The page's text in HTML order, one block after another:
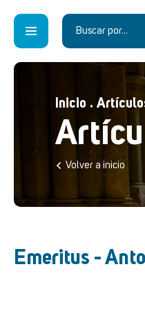
Inicio .
Volver a inicio
Emeritus -